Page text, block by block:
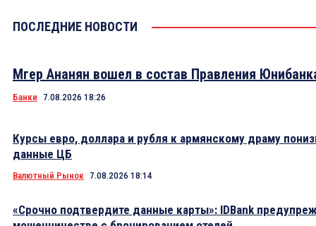
ПОСЛЕДНИЕ НОВОСТИ
Мгер Ананян вошел в состав Правления
Банки 7.08.2026 18:26
Курсы евро, доллара и рубля к армянскому драму
данные ЦБ
Валютный Рынок 7.08.2026 18:14
«Срочно подтвердите данные карты»: IDBank